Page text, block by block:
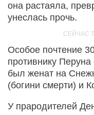
она растаяла,
унеслась прочь.
Особое почтение
противнику
был женат на
(богини смерти) и
У прародителей